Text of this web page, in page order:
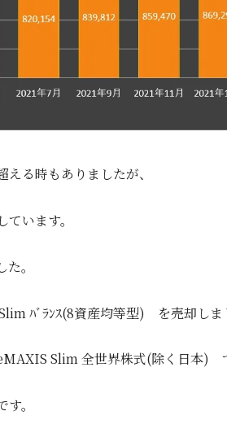
る時もありましたが、
います。
。
ﾊﾞﾗﾝｽ(8資産均等型) を売却しま
Slim 全世界株式(除く日本)
。